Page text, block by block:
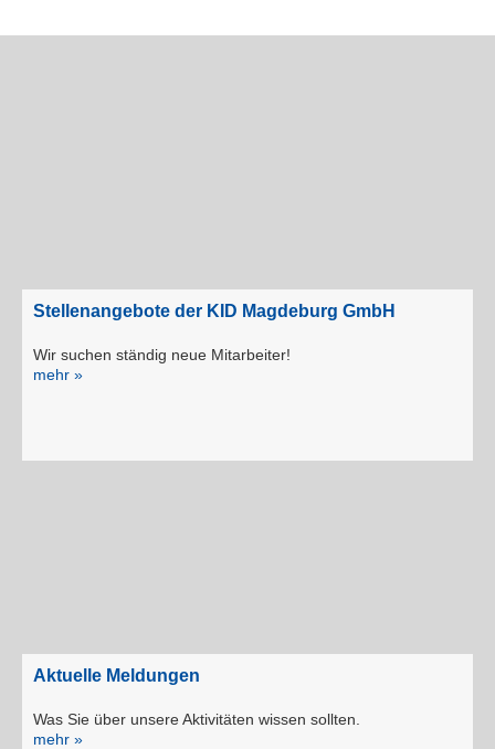
Stellenangebote der KID Magdeburg GmbH
Wir suchen ständig neue Mitarbeiter!
mehr »
Aktuelle Meldungen
Was Sie über unsere Aktivitäten wissen sollten.
mehr »